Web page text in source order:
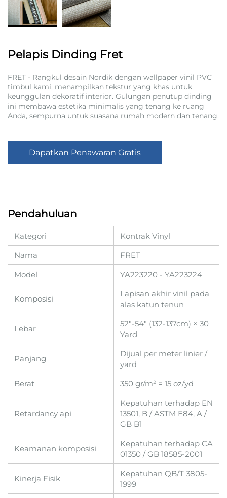
Pelapis Dinding Fret
FRET - Rangkul desain Nordik dengan wallpaper vinil PVC
timbul kami, menampilkan tekstur yang khas untuk
keunggulan dekoratif interior. Gulungan penutup dinding
ini membawa estetika minimalis yang tenang ke ruang
Anda, sempurna untuk suasana rumah modern dan tenang.
Dapatkan Penawaran Gratis
Pendahuluan
Kategori
Kontrak Vinyl
Nama
FRET
Model
YA223220 - YA223224
Komposisi
Lapisan akhir vinil pada
alas katun tenun
Lebar
52"-54" (132-137cm) × 30
Yard
Panjang
Dijual per meter linier /
yard
Berat
350 gr/m² = 15 oz/yd
Retardancy api
Kepatuhan terhadap EN
13501, B / ASTM E84, A /
GB B1
Keamanan komposisi
Kepatuhan terhadap CA
01350 / GB 18585-2001
Kinerja Fisik
Kepatuhan QB/T 3805-
1999